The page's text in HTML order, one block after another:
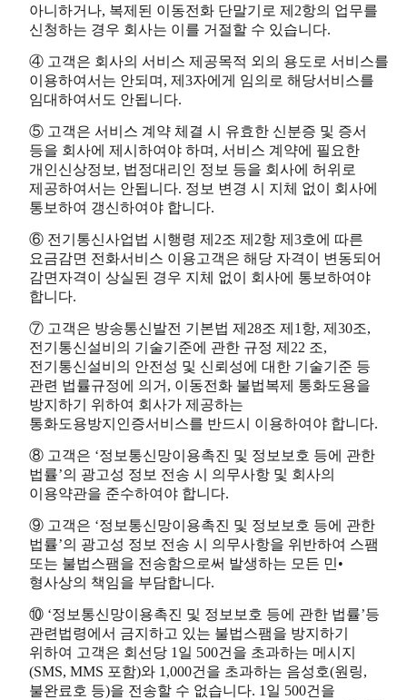
아니하거나, 복제된 이동전화 단말기로 제2항의 업무를
신청하는 경우 회사는 이를 거절할 수 있습니다.
④ 고객은 회사의 서비스 제공목적 외의 용도로 서비스를
이용하여서는 안되며, 제3자에게 임의로 해당서비스를
임대하여서도 안됩니다.
⑤ 고객은 서비스 계약 체결 시 유효한 신분증 및 증서
등을 회사에 제시하여야 하며, 서비스 계약에 필요한
개인신상정보, 법정대리인 정보 등을 회사에 허위로
제공하여서는 안됩니다. 정보 변경 시 지체 없이 회사에
통보하여 갱신하여야 합니다.
⑥ 전기통신사업법 시행령 제2조 제2항 제3호에 따른
요금감면 전화서비스 이용고객은 해당 자격이 변동되어
감면자격이 상실된 경우 지체 없이 회사에 통보하여야
합니다.
⑦ 고객은 방송통신발전 기본법 제28조 제1항, 제30조,
전기통신설비의 기술기준에 관한 규정 제22 조,
전기통신설비의 안전성 및 신뢰성에 대한 기술기준 등
관련 법률규정에 의거, 이동전화 불법복제 통화도용을
방지하기 위하여 회사가 제공하는
통화도용방지인증서비스를 반드시 이용하여야 합니다.
⑧ 고객은 ‘정보통신망이용촉진 및 정보보호 등에 관한
법률’의 광고성 정보 전송 시 의무사항 및 회사의
이용약관을 준수하여야 합니다.
⑨ 고객은 ‘정보통신망이용촉진 및 정보보호 등에 관한
법률’의 광고성 정보 전송 시 의무사항을 위반하여 스팸
또는 불법스팸을 전송함으로써 발생하는 모든 민•
형사상의 책임을 부담합니다.
⑩ ‘정보통신망이용촉진 및 정보보호 등에 관한 법률’등
관련법령에서 금지하고 있는 불법스팸을 방지하기
위하여 고객은 회선당 1일 500건을 초과하는 메시지
(SMS, MMS 포함)와 1,000건을 초과하는 음성호(원링,
불완료호 등)을 전송할 수 없습니다. 1일 500건을